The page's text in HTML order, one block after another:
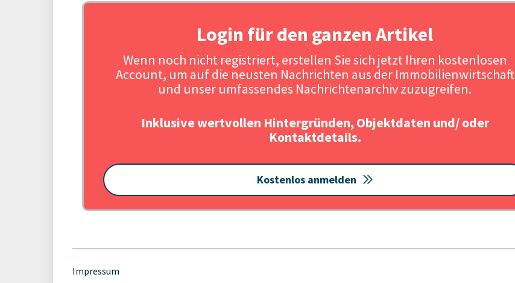
Login für den ganzen Artikel
Wenn noch nicht registriert, erstellen Sie sich jetzt Ihren kostenlosen
Account, um auf die neusten Nachrichten aus der Immobilienwirtschaft
und unser umfassendes Nachrichtenarchiv zuzugreifen.
Inklusive wertvollen Hintergründen, Objektdaten und/ oder
Kontaktdetails.
Kostenlos anmelden
Impressum